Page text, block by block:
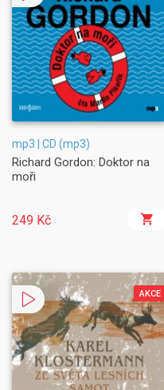
mp3 | CD (mp3)
Richard Gordon: Doktor na
moři
249 Kč
AKCE